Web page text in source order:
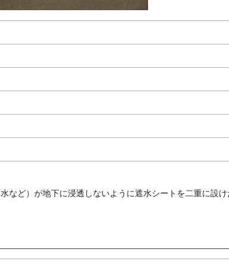
など）が地下に浸透しないように遮水シートを二重に設